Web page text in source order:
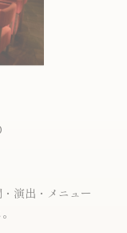
演出・メニュー